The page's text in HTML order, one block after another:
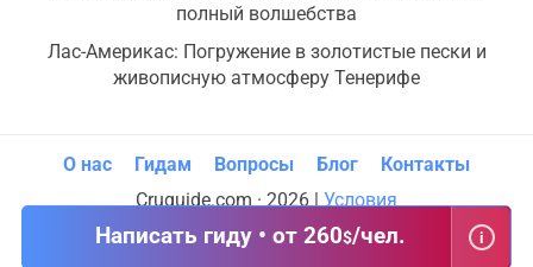
Написать гиду • от 260$/чел. i
полный волшебства
Лас-Америкас: Погружение в золотистые пески и
живописную атмосферу Тенерифе
Cruguide.com · 2026 |Условия
О нас Гидам Вопросы Блог Контакты